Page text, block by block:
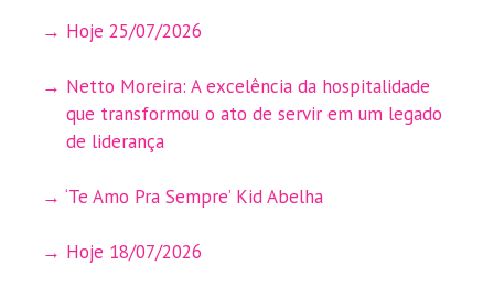
Hoje 25/07/2026
Netto Moreira: A excelência da hospitalidade
que transformou o ato de servir em um legado
de liderança
‘Te Amo Pra Sempre’ Kid Abelha
Hoje 18/07/2026